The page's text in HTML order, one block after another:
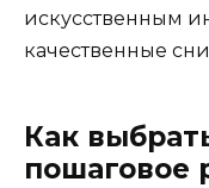
искусственным
качественные
Как
пошаговое